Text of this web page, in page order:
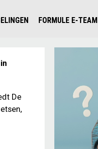
FORMULE E-TEAM
De